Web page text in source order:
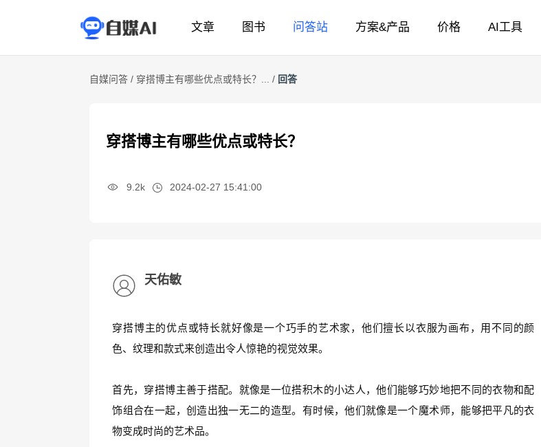
文章 图书 问答站 方案&产品 价格 AI工具
自媒问答 / 穿搭博主有哪些优点或特长？... / 回答
穿搭博主有哪些优点或特长？
9.2k 2024-02-27 15:41:00
天佑敏
穿搭博主的优点或特长就好像是一个巧手的艺术家，他们擅长以衣服为画布，用不同的颜
色、纹理和款式来创造出令人惊艳的视觉效果。
首先，穿搭博主善于搭配。就像是一位搭积木的小达人，他们能够巧妙地把不同的衣物和配
饰组合在一起，创造出独一无二的造型。有时候，他们就像是一个魔术师，能够把平凡的衣
物变成时尚的艺术品。